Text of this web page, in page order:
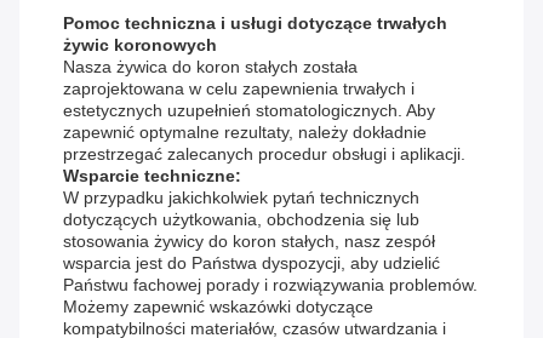
Pomoc techniczna i usługi dotyczące trwałych
żywic koronowych
Nasza żywica do koron stałych została
zaprojektowana w celu zapewnienia trwałych i
estetycznych uzupełnień stomatologicznych. Aby
zapewnić optymalne rezultaty, należy dokładnie
przestrzegać zalecanych procedur obsługi i aplikacji.
Wsparcie techniczne:
W przypadku jakichkolwiek pytań technicznych
dotyczących użytkowania, obchodzenia się lub
stosowania żywicy do koron stałych, nasz zespół
wsparcia jest do Państwa dyspozycji, aby udzielić
Państwu fachowej porady i rozwiązywania problemów.
Możemy zapewnić wskazówki dotyczące
kompatybilności materiałów, czasów utwardzania i